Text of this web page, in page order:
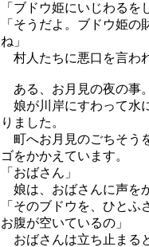
「ブドウ姫にいじわるを
「そうだよ。ブドウ姫
ね」
村人たちに悪口を言わ
ある、お月見の夜の事。
娘が川岸にすわって水
りました。
町へお月見のごちそう
ゴをかかえています。
「おばさん」
娘は、おばさんに声を
「そのブドウを、ひと
お腹が空いているの」
おばさんは立ち止まる